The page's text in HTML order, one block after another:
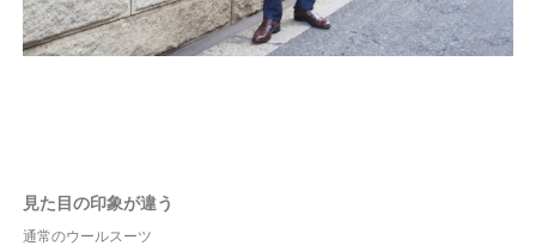
見た目の印象が違う
通常のウールスーツ